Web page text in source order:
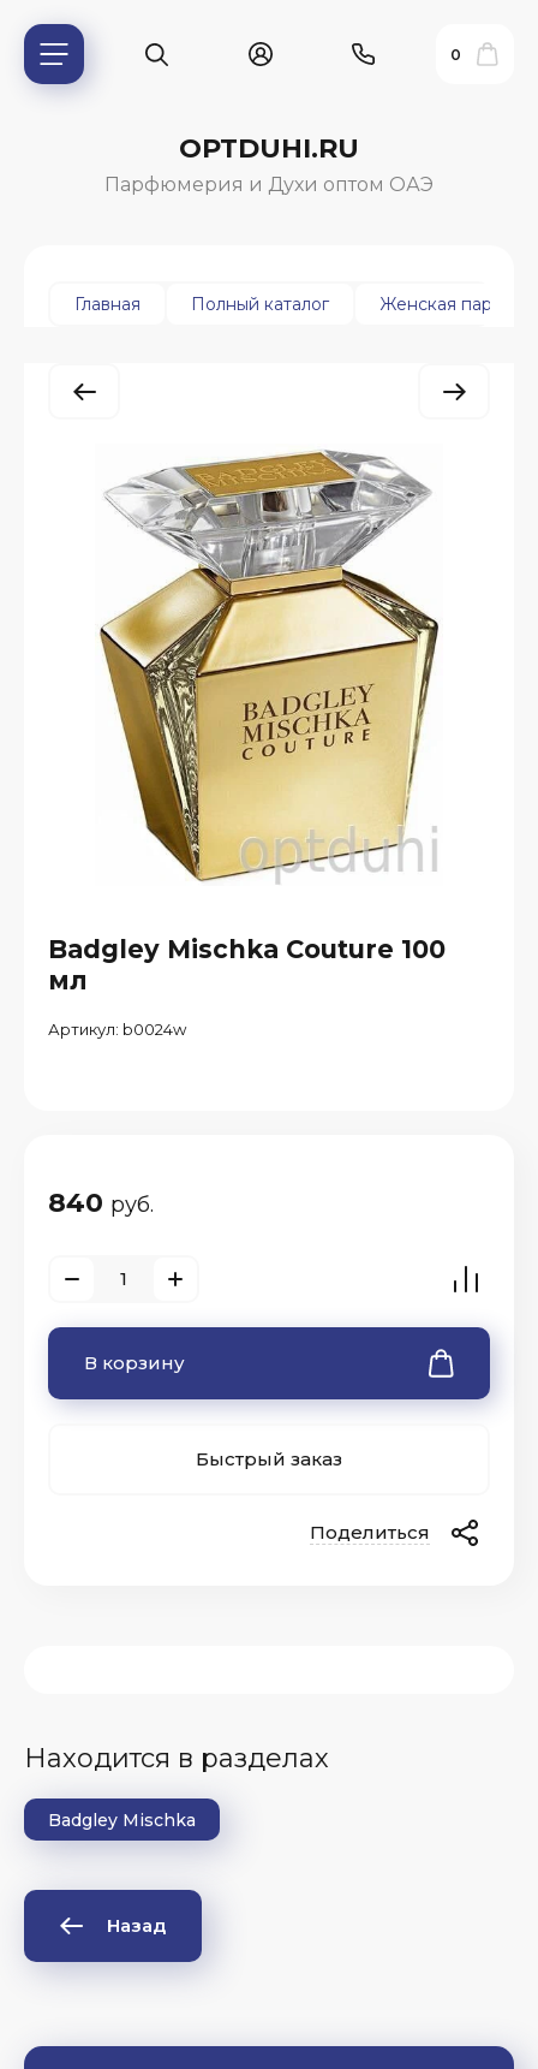
0
OPTDUHI.RU
Парфюмерия и Духи оптом ОАЭ
Главная Полный каталог Женская
Badgley Mischka Couture 100
мл
Артикул: b0024w
840 руб.
В корзину
Быстрый заказ
Поделиться
Находится в разделах
Badgley Mischka
Назад